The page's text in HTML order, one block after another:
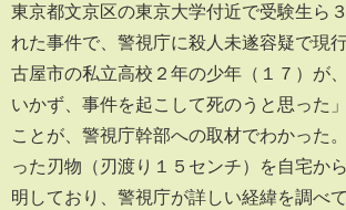
東京都文京区の東京大学付近で受験生ら
れた事件で、警視庁に殺人未遂容疑で現
古屋市の私立高校２年の少年（１７）が
いかず、事件を起こして死のうと思った
ことが、警視庁幹部への取材でわかった
った刃物（刃渡り１５センチ）を自宅か
明しており、警視庁が詳しい経緯を調べて